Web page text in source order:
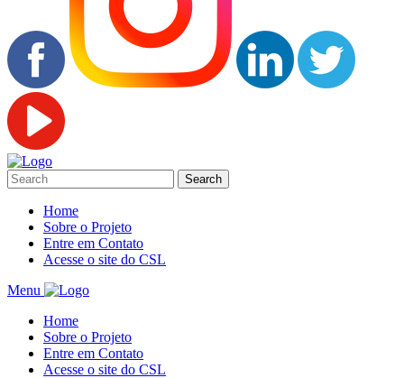
Home
Sobre o Projeto
Entre em Contato
Acesse o site do CSL
Menu
Home
Sobre o Projeto
Entre em Contato
Acesse o site do CSL